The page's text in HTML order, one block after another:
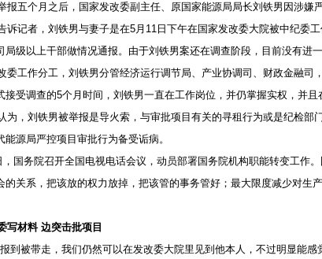
五个月之后，国家发改委副主任、原国家能源局局长刘铁男因涉嫌
记者，刘铁男与妻子是在5月11日下午在国家发改委大院被中纪委
局级以上干部做情况通报。由于刘铁男案还在调查阶段，目前没有进一
工作分工，刘铁男分管经济运行调节局、产业协调司、财政金融司
接受调查的5个月时间，刘铁男一直在工作岗位，并仍掌握实权，并且
，刘铁男被举报是导火索，与审批项目有关的寻租行为或是纪检部
能源局严控项目审批行为备受诟病。
国务院召开全国电视电话会议，动员部署国务院机构职能转变工作
的关系，把该放的权力放掉，把该管的事务管好；最大限度减少对生
写材料 边突击批项目
到被带走，我们仍然可以在发改委大院里见到他本人，不过明显能感